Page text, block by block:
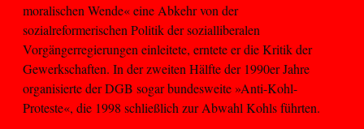
moralischen Wende« eine Abkehr von der
sozialreformerischen Politik der sozialliberalen
Vorgängerregierungen einleitete, erntete er die Kritik der
Gewerkschaften. In der zweiten Hälfte der 1990er Jahre
organisierte der DGB sogar bundesweite »Anti-Kohl-
Proteste«, die 1998 schließlich zur Abwahl Kohls führten.